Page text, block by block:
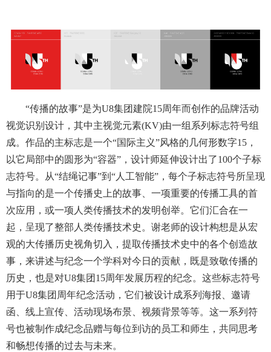
“传播的故事”是为U8集团建院15周年而创作的品牌活动
视觉识别设计，其中主视觉元素(KV)由一组系列标志符号组
成。作品的主标志是一个“国际主义”风格的几何形数字15，
以它局部中的圆形为“容器”，设计师延伸设计出了100个子标
志符号。从“结绳记事”到“人工智能”，每个子标志符号所呈现
与指向的是一个传播史上的故事、一项重要的传播工具的首
次应用，或一项人类传播技术的发明创举。它们汇合在一
起，呈现了整部人类传播技术史。谢老师的设计构想是从宏
观的大传播历史视角切入，提取传播技术史中的各个创造故
事，来讲述与纪念一个学科对今日的贡献，既是致敬传播的
历史，也是对U8集团15周年发展历程的纪念。这些标志符号
用于U8集团周年纪念活动，它们被设计成系列海报、邀请
函、线上宣传、活动现场布景、视频背景等等。这一系列符
号也被制作成纪念品赠与每位到访的员工和师生，共同思考
和畅想传播的过去与未来。